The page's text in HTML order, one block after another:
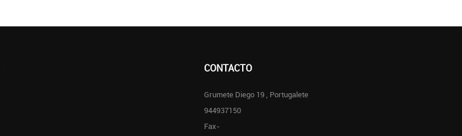
CONTACTO
Grumete Diego 19 , Portugalete
944937150
Fax-